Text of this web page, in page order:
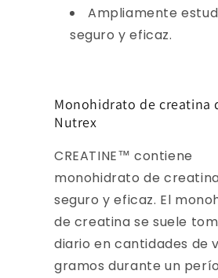
Ampliamente
seguro y eficaz.
Monohidrato de creatina
Nutrex
CREATINE™ contiene
monohidrato de
seguro y eficaz. El
de creatina se suele
diario en cantidades de
gramos durante un